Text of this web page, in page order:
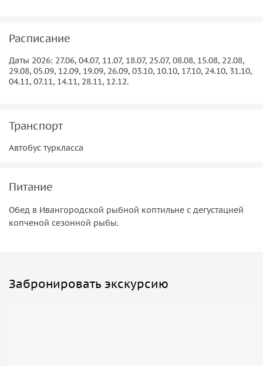
Расписание
Даты 2026: 27.06, 04.07, 11.07, 18.07, 25.07, 08.08, 15.08, 22.08,
29.08, 05.09, 12.09, 19.09, 26.09, 03.10, 10.10, 17.10, 24.10, 31.10,
04.11, 07.11, 14.11, 28.11, 12.12.
Транспорт
Автобус туркласса
Питание
Обед в Ивангородской рыбной коптильне с дегустацией
копченой сезонной рыбы.
Забронировать экскурсию